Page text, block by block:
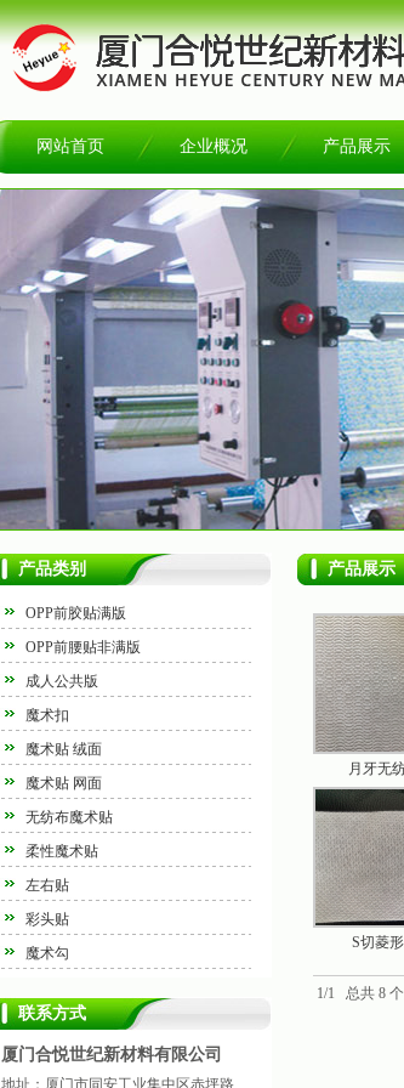
网站首页 企业概况 产品展示
产品类别
OPP前胶贴满版
OPP前腰贴非满版
成人公共版
魔术扣
魔术贴 绒面
魔术贴 网面
无纺布魔术贴
柔性魔术贴
左右贴
彩头贴
魔术勾
联系方式
厦门合悦世纪新材料有限公司
地址：厦门市同安工业集中区赤坪路
产品展示
月牙无
S切菱
1/1 总共 8